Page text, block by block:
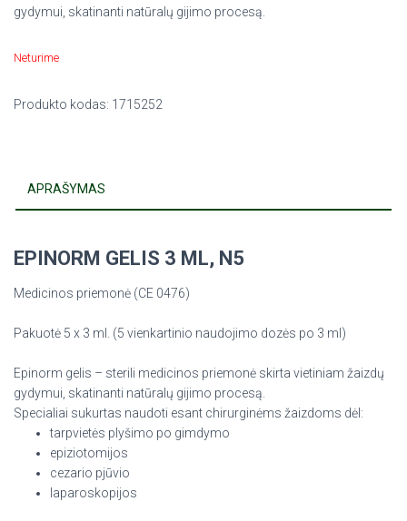
gydymui, skatinanti natūralų gijimo procesą.
Neturime
Produkto kodas: 1715252
APRAŠYMAS
EPINORM GELIS 3 ML, N5
Medicinos priemonė (CE 0476)
Pakuotė 5 x 3 ml. (5 vienkartinio naudojimo dozės po 3 ml)
Epinorm gelis – sterili medicinos priemonė skirta vietiniam žaizdų
gydymui, skatinanti natūralų gijimo procesą.
Specialiai sukurtas naudoti esant chirurginėms žaizdoms dėl:
tarpvietės plyšimo po gimdymo
epiziotomijos
cezario pjūvio
laparoskopijos